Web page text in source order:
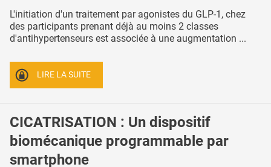
L'initiation d'un traitement par agonistes du GLP-1, chez
des participants prenant déjà au moins 2 classes
d'antihypertenseurs est associée à une augmentation ...
LIRE LA SUITE
CICATRISATION : Un dispositif
biomécanique programmable par
smartphone